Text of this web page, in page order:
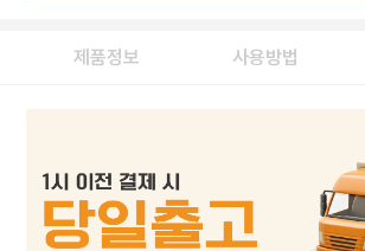
제품정보 사용방법